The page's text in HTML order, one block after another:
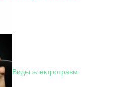
Виды электротравм: